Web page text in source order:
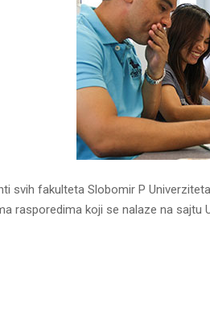
svih fakulteta Slobomir P
rasporedima koji se nalaze na sajtu